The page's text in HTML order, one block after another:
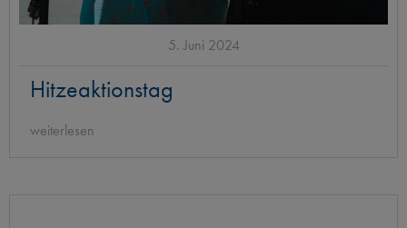
5. Juni 2024
Hitzeaktionstag
weiterlesen